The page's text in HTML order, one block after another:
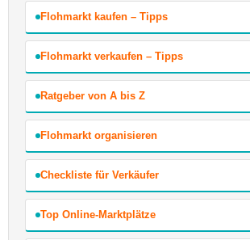
Flohmarkt kaufen – Tipps
Flohmarkt verkaufen – Tipps
Ratgeber von A bis Z
Flohmarkt organisieren
Checkliste für Verkäufer
Top Online-Marktplätze